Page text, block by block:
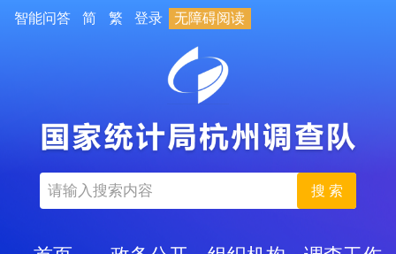
智能问答 简 繁 登录 无障碍阅读
搜 索